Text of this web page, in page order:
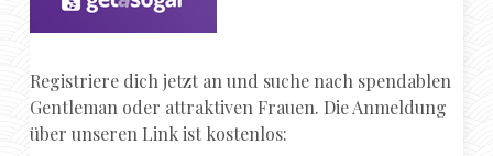
Registriere dich jetzt an und suche nach spendablen
Gentleman oder attraktiven Frauen. Die Anmeldung
über unseren Link ist kostenlos: